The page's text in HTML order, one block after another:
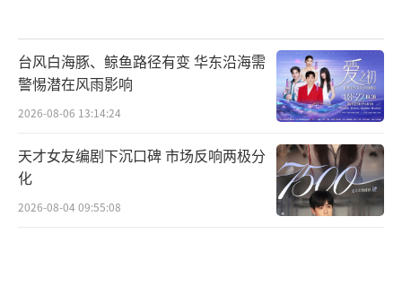
台风白海豚、鲸鱼路径有变 华东沿海需
警惕潜在风雨影响
2026-08-06 13:14:24
天才女友编剧下沉口碑 市场反响两极分
化
2026-08-04 09:55:08